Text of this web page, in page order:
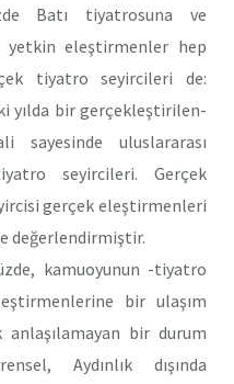
Batı tiyatrosuna ve
yetkin eleştirmenler hep
tiyatro seyircileri de:
yılda bir gerçekleştirilen-
sayesinde uluslararası
seyircileri. Gerçek
gerçek eleştirmenleri
değerlendirmiştir.
kamuoyunun -tiyatro
bir ulaşım
anlaşılamayan bir durum
Aydınlık dışında